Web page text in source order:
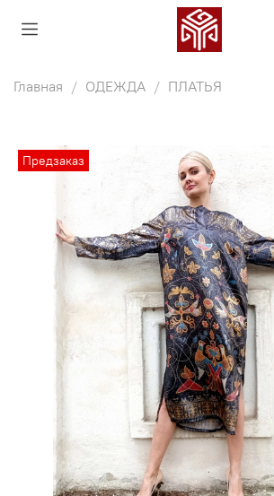
Главная ОДЕЖДА ПЛАТЬЯ
Предзаказ